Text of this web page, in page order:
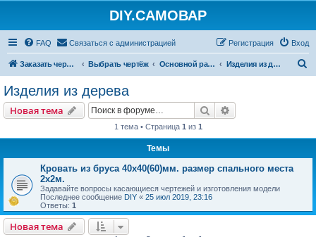
DIY.САМОВАР
FAQ Связаться с администрацией Вход
Регистрация
Заказать чертеж Выбрать чертёж Основной раздел Изделия из дерева
Изделия из дерева
Новая тема Поиск
1 тема • Страница 1 из 1
Темы
Кровать из бруса 40х40(60)мм. размер спального места
2х2м.
Задавайте вопросы касающиеся чертежей и изготовления модели
Последнее сообщение DIY « 25 июл 2019, 23:16
Ответы: 1
Новая тема